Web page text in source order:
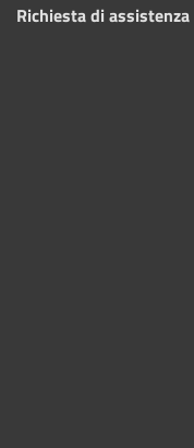
Richiesta di assistenza